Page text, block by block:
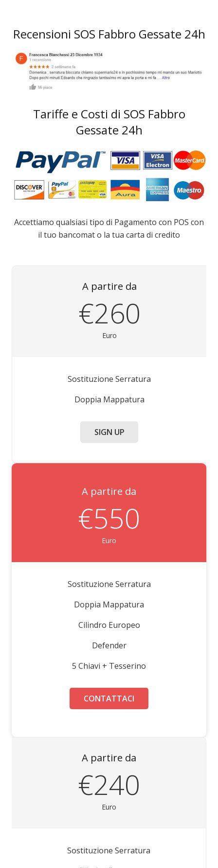
Recensioni SOS Fabbro Gessate 24h
Tariffe e Costi di SOS Fabbro
Gessate 24h
Accettiamo qualsiasi tipo di Pagamento con POS con
il tuo bancomat o la tua carta di credito
A partire da
€260
Euro
Sostituzione Serratura
Doppia Mappatura
SIGN UP
A partire da
€550
Euro
Sostituzione Serratura
Doppia Mappatura
Cilindro Europeo
Defender
5 Chiavi + Tesserino
CONTATTACI
A partire da
€240
Euro
Sostituzione Serratura